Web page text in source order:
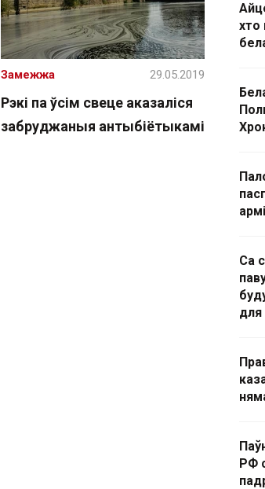
Рэкі па ўсім свеце аказаліся
забруджаныя антыбіётыкамі
Замежжа 29.05.2019
хто
Са
для
РФ